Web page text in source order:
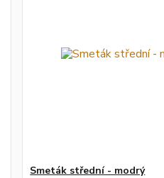
Smeták střední - modrý